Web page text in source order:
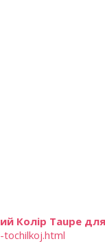
Колір Taupe для